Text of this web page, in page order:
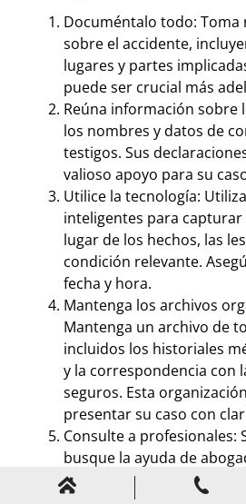
Documéntalo todo: Toma
sobre el accidente,
lugares y partes
puede ser crucial más
Reúna información sobre
los nombres y datos de
testigos. Sus
valioso apoyo para su
Utilice la tecnología:
inteligentes para capturar
lugar de los hechos, las
condición relevante.
fecha y hora.
Mantenga los archivos
Mantenga un archivo de
incluidos los historiales
y la correspondencia con
seguros. Esta
presentar su caso con
Consulte a profesionales:
busque la ayuda de
en lesiones personales.